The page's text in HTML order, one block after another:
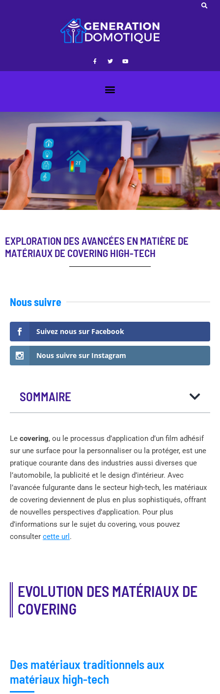
EXPLORATION DES AVANCÉES EN MATIÈRE DE
MATÉRIAUX DE COVERING HIGH-TECH
Nous suivre
Suivez nous sur Facebook
Nous suivre sur Instagram
SOMMAIRE
Le covering, ou le processus d’application d’un film adhésif
sur une surface pour la personnaliser ou la protéger, est une
pratique courante dans des industries aussi diverses que
l’automobile, la publicité et le design d’intérieur. Avec
l’avancée fulgurante dans le secteur high-tech, les matériaux
de covering deviennent de plus en plus sophistiqués, offrant
de nouvelles perspectives d’application. Pour plus
d’informations sur le sujet du covering, vous pouvez
consulter cette url .
EVOLUTION DES MATÉRIAUX DE
COVERING
Des matériaux traditionnels aux
matériaux high-tech